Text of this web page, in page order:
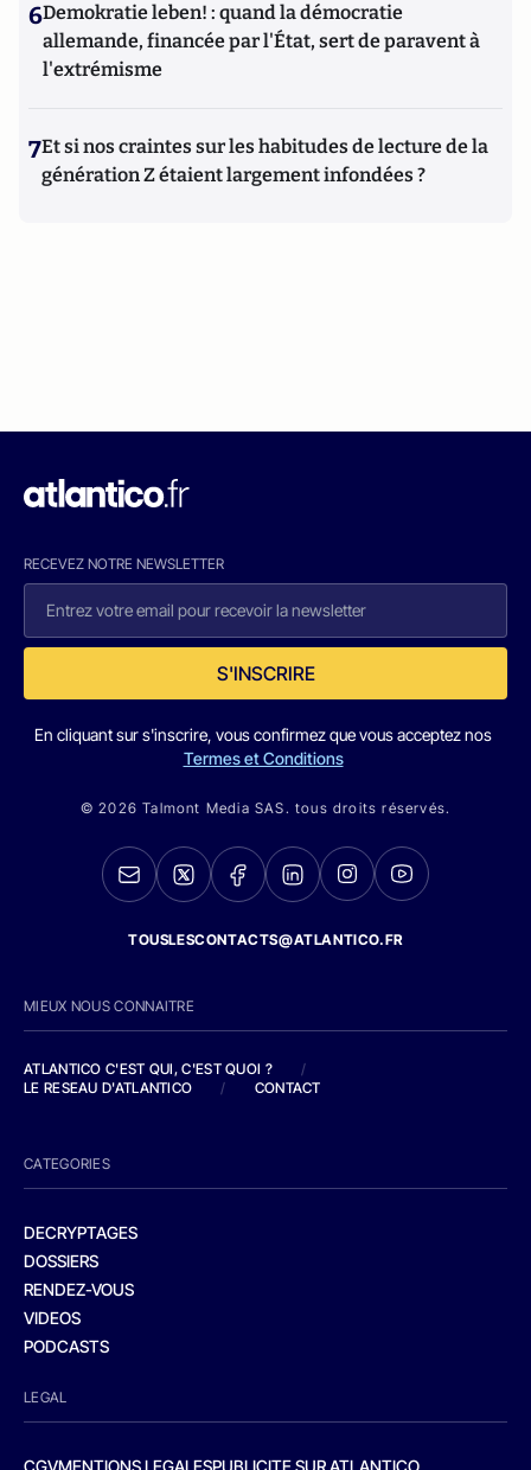
6Demokratie leben! : quand la démocratie
allemande, financée par l'État, sert de paravent à
l'extrémisme
7Et si nos craintes sur les habitudes de lecture de la
génération Z étaient largement infondées ?
RECEVEZ NOTRE NEWSLETTER
S'INSCRIRE
En cliquant sur s'inscrire, vous confirmez que vous acceptez nos
Termes et Conditions
© 2026 Talmont Media SAS. tous droits réservés.
TOUSLESCONTACTS@ATLANTICO.FR
MIEUX NOUS CONNAITRE
ATLANTICO C'EST QUI, C'EST QUOI ?
/
LE RESEAU D'ATLANTICO
/ CONTACT
CATEGORIES
DECRYPTAGES
DOSSIERS
RENDEZ-VOUS
VIDEOS
PODCASTS
LEGAL
CGVMENTIONS LEGALESPUBLICITE SUR ATLANTICO